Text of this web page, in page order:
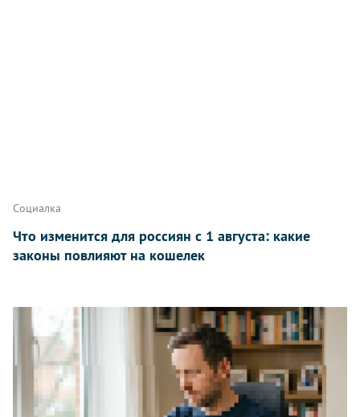
Социалка
Что изменится для россиян с 1 августа: какие
законы повлияют на кошелек